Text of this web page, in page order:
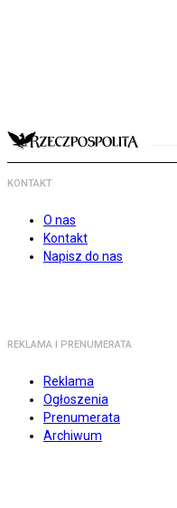
KONTAKT
O nas
Kontakt
Napisz do nas
REKLAMA I PRENUMERATA
Reklama
Ogłoszenia
Prenumerata
Archiwum